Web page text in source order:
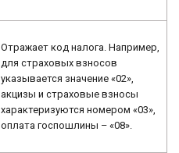
Отражает код налога. Например,
для страховых взносов
указывается значение «02»,
акцизы и страховые взносы
характеризуются номером «03»,
оплата госпошлины – «08».